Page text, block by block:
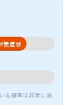
無症状
る確率は非常に高